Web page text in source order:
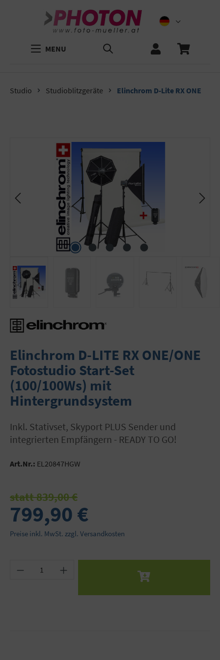
MENU
Studio Studioblitzgeräte Elinchrom D-Lite RX ONE
Bildergalerie überspringen
Elinchrom D-LITE RX ONE/ONE
Fotostudio Start-Set
(100/100Ws) mit
Hintergrundsystem
inkl. Stativset, Skyport PLUS Sender und
integrierten Empfängern - READY TO GO!
Art.Nr.: EL20847HGW
statt 839,00 €
799,90 €
Preise inkl. MwSt. zzgl. Versandkosten
Produkt Anzahl: Gib den gewünschten Wert